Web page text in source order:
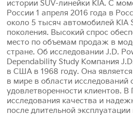
истории SUV-линейки KIA. C
России 1 апреля 2016 года в
около 5 тысяч автомобилей KIA
поколения. Высокий спрос
место по объемам продаж в
стране. Об исследовании J.D.
Dependability Study Компания
в США в 1968 году. Она
в мире в области исследований
удовлетворенности клиентов. В
исследования качества и
после длительной